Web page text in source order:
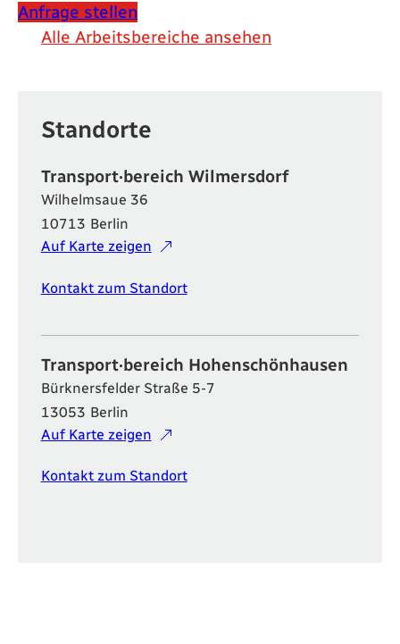
Anfrage stellen
Alle Arbeitsbereiche ansehen
Standorte
Transport·bereich Wilmersdorf
Wilhelmsaue 36
10713 Berlin
Auf Karte zeigen
Kontakt zum Standort
Transport·bereich Hohenschönhausen
Bürknersfelder Straße 5-7
13053 Berlin
Auf Karte zeigen
Kontakt zum Standort